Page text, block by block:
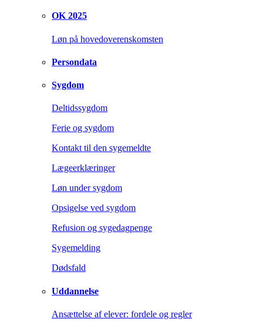
OK 2025
Løn på hovedoverenskomsten
Persondata
Sygdom
Deltidssygdom
Ferie og sygdom
Kontakt til den sygemeldte
Lægeerklæringer
Løn under sygdom
Opsigelse ved sygdom
Refusion og sygedagpenge
Sygemelding
Dødsfald
Uddannelse
Ansættelse af elever: fordele og regler